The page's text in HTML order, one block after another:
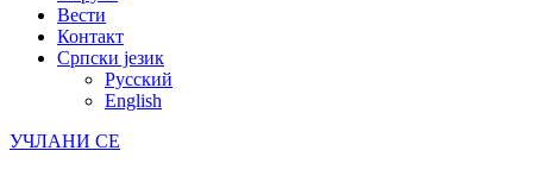
Вести
Контакт
Српски језик
Русский
English
УЧЛАНИ СЕ